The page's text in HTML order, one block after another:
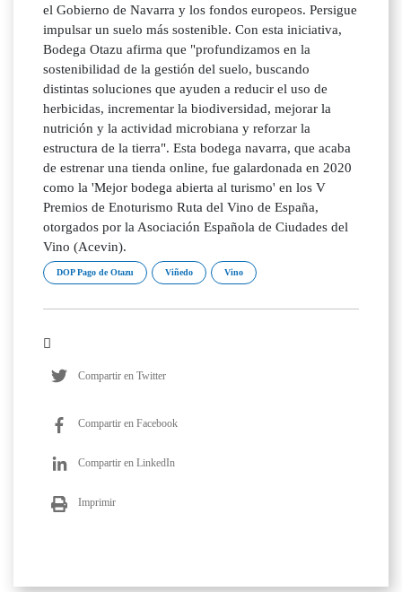
el Gobierno de Navarra y los fondos europeos. Persigue
impulsar un suelo más sostenible. Con esta iniciativa,
Bodega Otazu afirma que "profundizamos en la
sostenibilidad de la gestión del suelo, buscando
distintas soluciones que ayuden a reducir el uso de
herbicidas, incrementar la biodiversidad, mejorar la
nutrición y la actividad microbiana y reforzar la
estructura de la tierra". Esta bodega navarra, que acaba
de estrenar una tienda online, fue galardonada en 2020
como la 'Mejor bodega abierta al turismo' en los V
Premios de Enoturismo Ruta del Vino de España,
otorgados por la Asociación Española de Ciudades del
Vino (Acevin).
DOP Pago de Otazu Viñedo Vino
Compartir en Twitter
Compartir en Facebook
Compartir en LinkedIn
Imprimir